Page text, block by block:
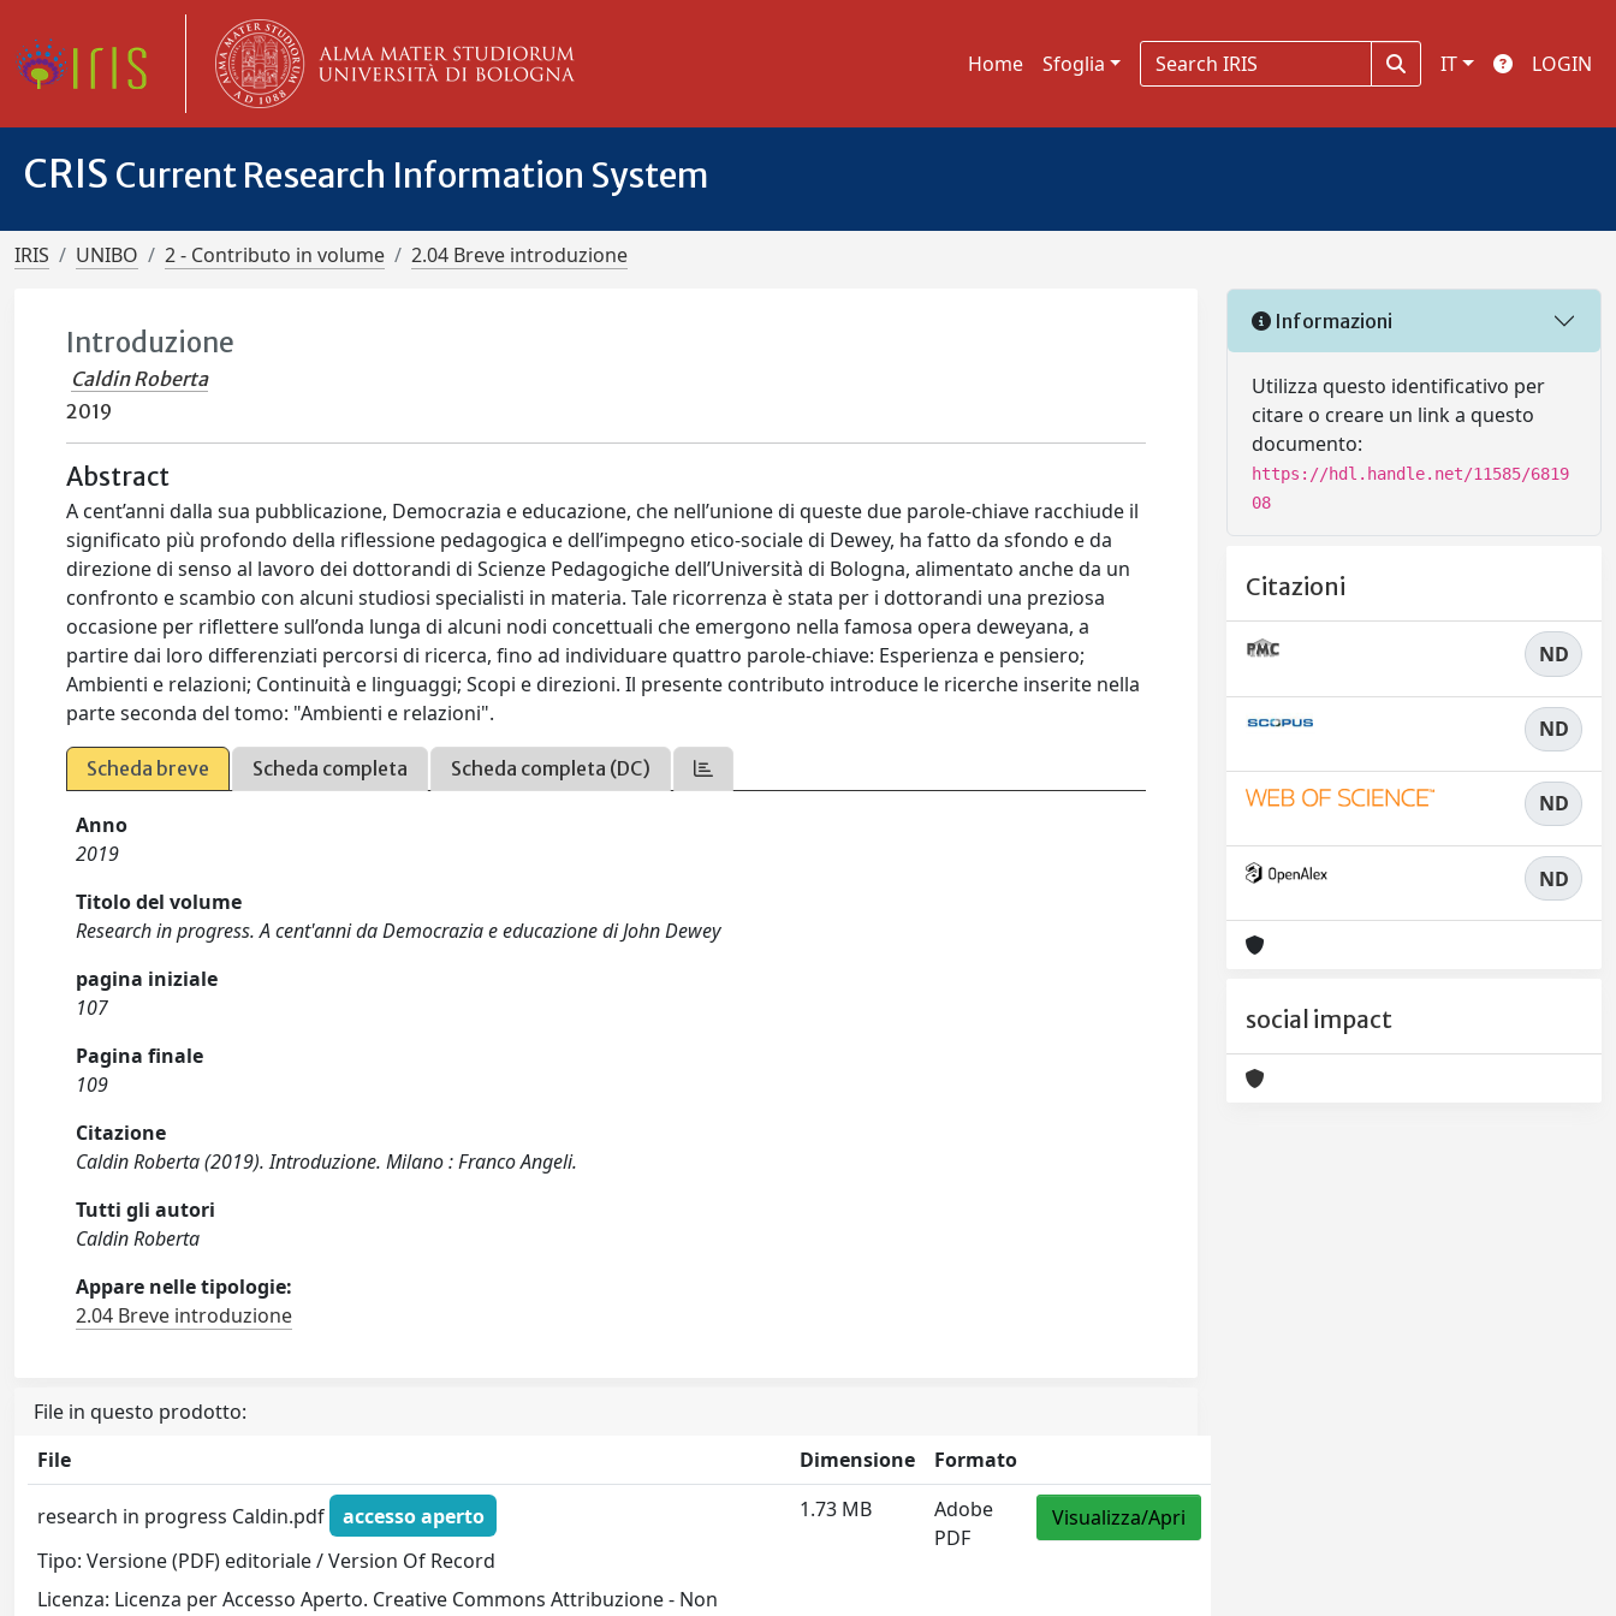
Home Sfoglia IT LOGIN
CRIS Current Research Information System
IRIS UNIBO 2 - Contributo in volume 2.04 Breve introduzione
Introduzione
Caldin Roberta
2019
Abstract
A cent’anni dalla sua pubblicazione, Democrazia e educazione, che nell’unione di queste due parole-chiave racchiude il
significato più profondo della riflessione pedagogica e dell’impegno etico-sociale di Dewey, ha fatto da sfondo e da
direzione di senso al lavoro dei dottorandi di Scienze Pedagogiche dell’Università di Bologna, alimentato anche da un
confronto e scambio con alcuni studiosi specialisti in materia. Tale ricorrenza è stata per i dottorandi una preziosa
occasione per riflettere sull’onda lunga di alcuni nodi concettuali che emergono nella famosa opera deweyana, a
partire dai loro differenziati percorsi di ricerca, fino ad individuare quattro parole-chiave: Esperienza e pensiero;
Ambienti e relazioni; Continuità e linguaggi; Scopi e direzioni. Il presente contributo introduce le ricerche inserite nella
parte seconda del tomo: "Ambienti e relazioni".
Scheda breve Scheda completa Scheda completa (DC)
Anno
2019
Titolo del volume
Research in progress. A cent'anni da Democrazia e educazione di John Dewey
pagina iniziale
107
Pagina finale
109
Citazione
Caldin Roberta (2019). Introduzione. Milano : Franco Angeli.
Tutti gli autori
Caldin Roberta
Appare nelle tipologie:
2.04 Breve introduzione
File in questo prodotto:
File
Dimensione Formato
research in progress Caldin.pdf
accesso aperto
Tipo: Versione (PDF) editoriale / Version Of Record
Licenza: Licenza per Accesso Aperto. Creative Commons Attribuzione - Non
1.73 MB
Adobe
PDF
Visualizza/Apri
Informazioni
Utilizza questo identificativo per
citare o creare un link a questo
documento:
https://hdl.handle.net/11585/6819
08
Citazioni
ND
ND
ND
ND
social impact